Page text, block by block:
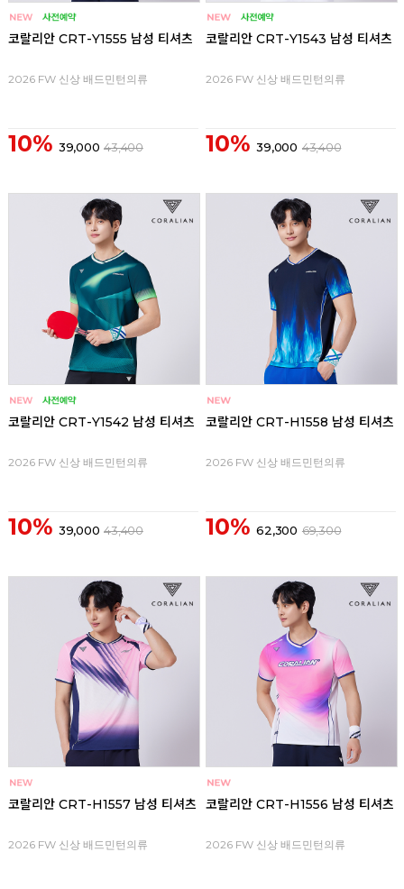
코랄리안 CRT-Y1555 남성 티셔츠
2026 FW 신상 배드민턴의류
10% 39,000 43,400
코랄리안 CRT-Y1543 남성 티셔츠
2026 FW 신상 배드민턴의류
10% 39,000 43,400
코랄리안 CRT-Y1542 남성 티셔츠
2026 FW 신상 배드민턴의류
10% 39,000 43,400
코랄리안 CRT-H1558 남성 티셔츠
2026 FW 신상 배드민턴의류
10% 62,300 69,300
코랄리안 CRT-H1557 남성 티셔츠
2026 FW 신상 배드민턴의류
코랄리안 CRT-H1556 남성 티셔츠
2026 FW 신상 배드민턴의류